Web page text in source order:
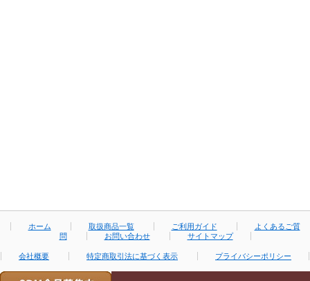
ホーム 取扱商品一覧 ご利用ガイド
よくあるご質
問
お問い合わせ サイトマップ
会社概要 特定商取引法に基づく表示 プライバシーポリシー